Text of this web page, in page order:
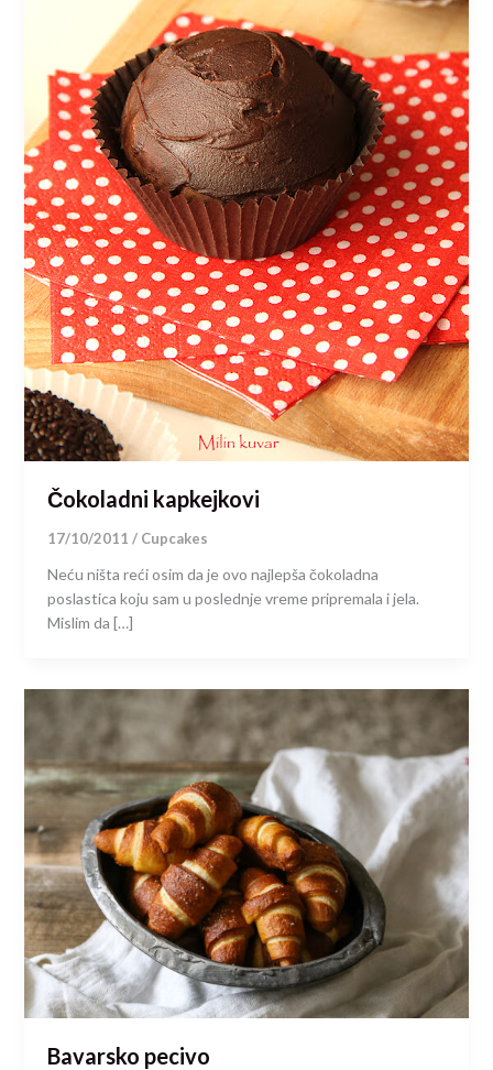
Čokoladni kapkejkovi
17/10/2011 / Cupcakes
Neću ništa reći osim da je ovo najlepša čokoladna
poslastica koju sam u poslednje vreme pripremala i jela.
Mislim da […]
Bavarsko pecivo